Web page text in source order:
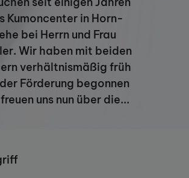
wird. Weniger durch Worte als
und kurze Hinweise
wir die Kinder auf ihrem Lernweg.
die sie mit KUMON erzielen,
in allen Fächern.
Kumoncenter in Horn-
bei Herrn und Frau
Wir haben mit beiden
verhältnismäßig früh
Förderung begonnen
uns nun über die...